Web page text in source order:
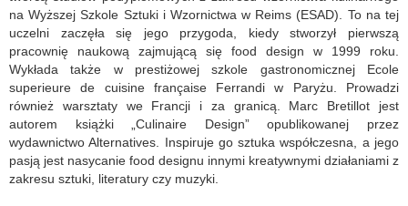
na Wyższej Szkole Sztuki i Wzornictwa w Reims (ESAD). To na tej
uczelni zaczęła się jego przygoda, kiedy stworzył pierwszą
pracownię naukową zajmującą się food design w 1999 roku.
Wykłada także w prestiżowej szkole gastronomicznej Ecole
superieure de cuisine française Ferrandi w Paryżu. Prowadzi
również warsztaty we Francji i za granicą. Marc Bretillot jest
autorem książki „Culinaire Design” opublikowanej przez
wydawnictwo Alternatives. Inspiruje go sztuka współczesna, a jego
pasją jest nasycanie food designu innymi kreatywnymi działaniami z
zakresu sztuki, literatury czy muzyki.